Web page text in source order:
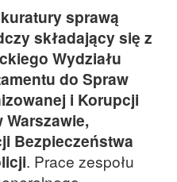
sprawą
składający się z
Wydziału
do Spraw
i Korupcji
Bezpieczeństwa
. Prace zespołu